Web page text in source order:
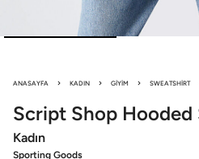
ANASAYFA KADIN GIYIM SWEATSHIRT
Script Shop
Kadın
Sporting Goods